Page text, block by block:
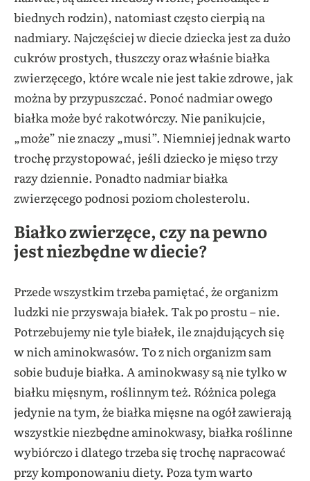
biednych rodzin), natomiast często cierpią na
nadmiary. Najczęściej w diecie dziecka jest za dużo
cukrów prostych, tłuszczy oraz właśnie białka
zwierzęcego, które wcale nie jest takie zdrowe, jak
można by przypuszczać. Ponoć nadmiar owego
białka może być rakotwórczy. Nie panikujcie,
„może” nie znaczy „musi”. Niemniej jednak warto
trochę przystopować, jeśli dziecko je mięso trzy
razy dziennie. Ponadto nadmiar białka
zwierzęcego podnosi poziom cholesterolu.
Białko zwierzęce, czy na pewno
jest niezbędne w diecie?
Przede wszystkim trzeba pamiętać, że organizm
ludzki nie przyswaja białek. Tak po prostu – nie.
Potrzebujemy nie tyle białek, ile znajdujących się
w nich aminokwasów. To z nich organizm sam
sobie buduje białka. A aminokwasy są nie tylko w
białku mięsnym, roślinnym też. Różnica polega
jedynie na tym, że białka mięsne na ogół zawierają
wszystkie niezbędne aminokwasy, białka roślinne
wybiórczo i dlatego trzeba się trochę napracować
przy komponowaniu diety. Poza tym warto